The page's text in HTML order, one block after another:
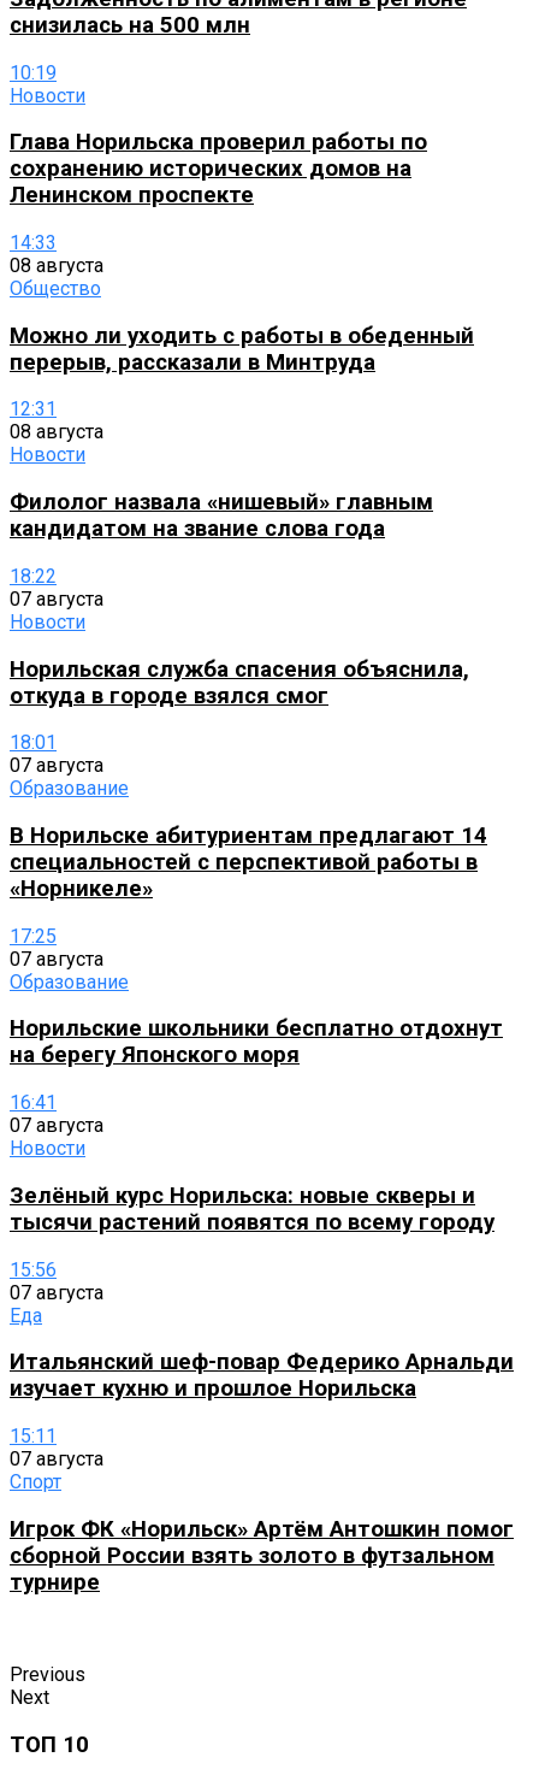
снизилась на 500 млн
10:19
Новости
Глава Норильска проверил работы по
сохранению исторических домов на
Ленинском проспекте
14:33
08 августа
Общество
Можно ли уходить с работы в обеденный
перерыв, рассказали в Минтруда
12:31
08 августа
Новости
Филолог назвала «нишевый» главным
кандидатом на звание слова года
18:22
07 августа
Новости
Норильская служба спасения объяснила,
откуда в городе взялся смог
18:01
07 августа
Образование
В Норильске абитуриентам предлагают 14
специальностей с перспективой работы в
«Норникеле»
17:25
07 августа
Образование
Норильские школьники бесплатно отдохнут
на берегу Японского моря
16:41
07 августа
Новости
Зелёный курс Норильска: новые скверы и
тысячи растений появятся по всему городу
15:56
07 августа
Еда
Итальянский шеф-повар Федерико Арнальди
изучает кухню и прошлое Норильска
15:11
07 августа
Спорт
Игрок ФК «Норильск» Артём Антошкин помог
сборной России взять золото в футзальном
турнире
Previous
Next
ТОП 10